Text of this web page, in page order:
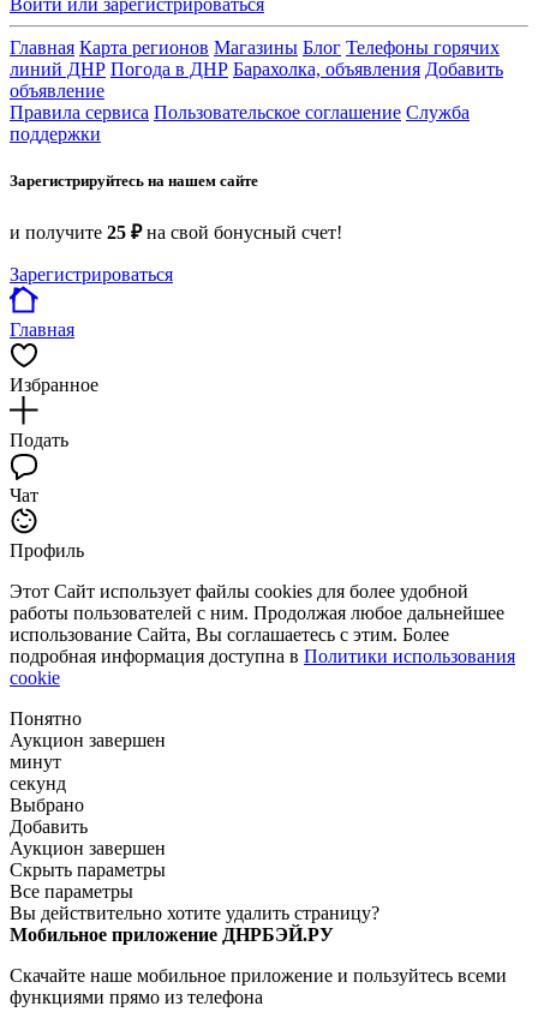
Войти или зарегистрироваться
Главная Карта регионов Магазины Блог Телефоны горячих
линий ДНР Погода в ДНР Барахолка, объявления Добавить
объявление
Правила сервиса Пользовательское соглашение Служба
поддержки
Зарегистрируйтесь на нашем сайте
и получите 25 ₽на свой бонусный счет!
Зарегистрироваться
Главная
Избранное
Подать
Чат
Профиль
Этот Сайт использует файлы cookies для более удобной
работы пользователей с ним. Продолжая любое дальнейшее
использование Сайта, Вы соглашаетесь с этим. Более
подробная информация доступна в Политики использования
cookie
Понятно
Аукцион завершен
минут
секунд
Выбрано
Добавить
Аукцион завершен
Скрыть параметры
Все параметры
Вы действительно хотите удалить страницу?
Мобильное приложение ДНРБЭЙ.РУ
Скачайте наше мобильное приложение и пользуйтесь всеми
функциями прямо из телефона